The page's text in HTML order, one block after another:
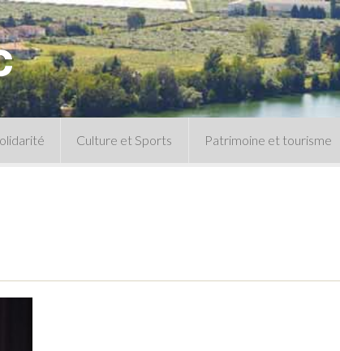
Culture et Sports Patrimoine et tourisme
Le musée